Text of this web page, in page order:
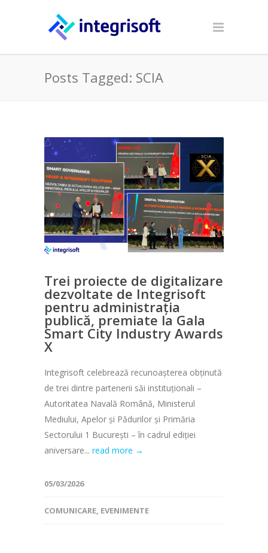
Posts Tagged: SCIA
Trei proiecte de digitalizare
dezvoltate de Integrisoft
pentru administrația
publică, premiate la Gala
Smart City Industry Awards
X
Integrisoft celebrează recunoașterea obținută
de trei dintre partenerii săi instituționali –
Autoritatea Navală Română, Ministerul
Mediului, Apelor și Pădurilor și Primăria
Sectorului 1 București – în cadrul ediției
aniversare... read more →
05/03/2026
COMUNICARE, EVENIMENTE